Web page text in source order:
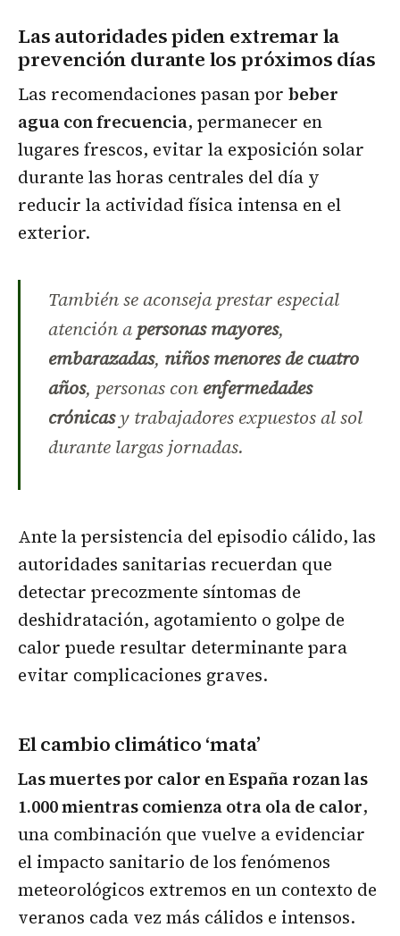
Las autoridades piden extremar la
prevención durante los próximos días
Las recomendaciones pasan por beber
agua con frecuencia, permanecer en
lugares frescos, evitar la exposición solar
durante las horas centrales del día y
reducir la actividad física intensa en el
exterior.
También se aconseja prestar especial
atención a personas mayores,
embarazadas, niños menores de cuatro
años, personas con enfermedades
crónicasy trabajadores expuestos al sol
durante largas jornadas.
Ante la persistencia del episodio cálido, las
autoridades sanitarias recuerdan que
detectar precozmente síntomas de
deshidratación, agotamiento o golpe de
calor puede resultar determinante para
evitar complicaciones graves.
El cambio climático ‘mata’
Las muertes por calor en España rozan las
1.000 mientras comienza otra ola de calor,
una combinación que vuelve a evidenciar
el impacto sanitario de los fenómenos
meteorológicos extremos en un contexto de
veranos cada vez más cálidos e intensos.